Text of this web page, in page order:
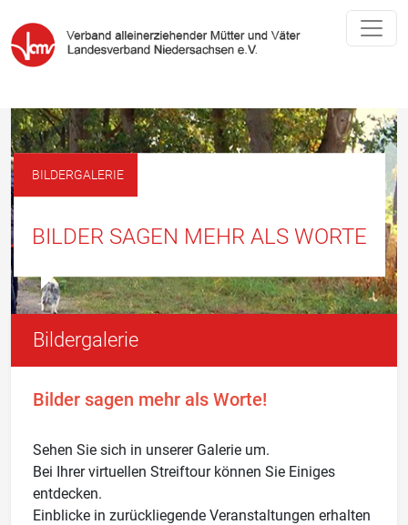
BILDERGALERIE
BILDER SAGEN MEHR ALS WORTE
Bildergalerie
Bilder sagen mehr als Worte!
Sehen Sie sich in unserer Galerie um.
Bei Ihrer virtuellen Streiftour können Sie Einiges
entdecken.
Einblicke in zurückliegende Veranstaltungen erhalten